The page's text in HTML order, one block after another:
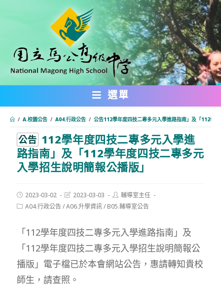
內
選單
/ A.校園公告 / A04.行政公告 / 公告112學年度四技二專多元入學進路指南」及「112學
公告 112學年度四技二專多元入學進
路指南」及「112學年度四技二專多元
入學招生說明簡報公播版」
Post
published:
2023-03-02
Post
modified:
2023-03-03
Post
author:
輔導室主任
PostA04.行政公告/A06.升學資訊/ B05.輔導室公告
「112學年度四技二專多元入學進路指南」及
「112學年度四技二專多元入學招生說明簡報公
播版」電子檔已於本會網站公告，惠請轉知貴校
師生，請查照。